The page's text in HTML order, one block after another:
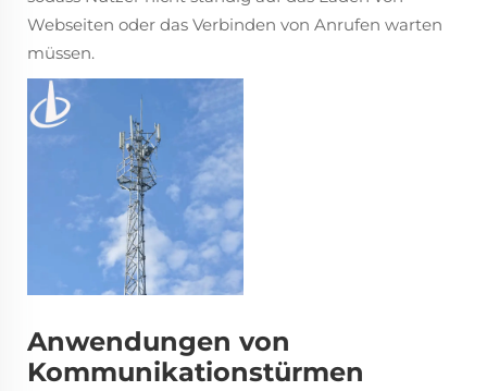
Webseiten oder das Verbinden von Anrufen warten
müssen.
Anwendungen von
Kommunikationstürmen